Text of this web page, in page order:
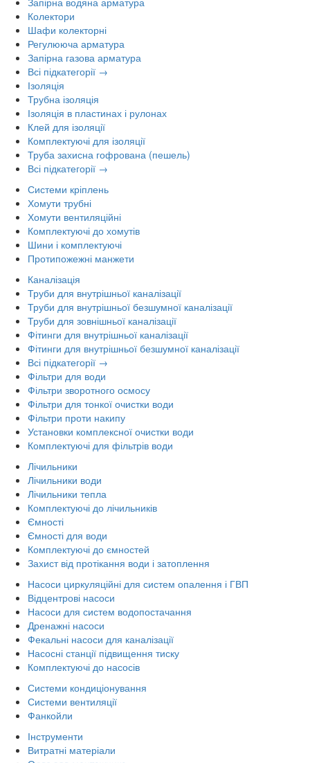
Колектори
Шафи колекторні
Регулююча арматура
Запірна газова арматура
Всі підкатегорії →
Ізоляція
Трубна ізоляція
Ізоляція в пластинах і рулонах
Клей для ізоляції
Комплектуючі для ізоляції
Труба захисна гофрована (пешель)
Всі підкатегорії →
Системи кріплень
Хомути трубні
Хомути вентиляційні
Комплектуючі до хомутів
Шини і комплектуючі
Протипожежні манжети
Каналізація
Труби для внутрішньої каналізації
Труби для внутрішньої безшумної каналізації
Труби для зовнішньої каналізації
Фітинги для внутрішньої каналізації
Фітинги для внутрішньої безшумної каналізації
Всі підкатегорії →
Фільтри для води
Фільтри зворотного осмосу
Фільтри для тонкої очистки води
Фільтри проти накипу
Установки комплексної очистки води
Комплектуючі для фільтрів води
Лічильники
Лічильники води
Лічильники тепла
Комплектуючі до лічильників
Ємності
Ємності для води
Комплектуючі до ємностей
Захист від протікання води і затоплення
Насоси циркуляційні для систем опалення і ГВП
Відцентрові насоси
Насоси для систем водопостачання
Дренажні насоси
Фекальні насоси для каналізації
Насосні станції підвищення тиску
Комплектуючі до насосів
Системи кондиціонування
Системи вентиляції
Фанкойли
Інструменти
Витратні матеріали